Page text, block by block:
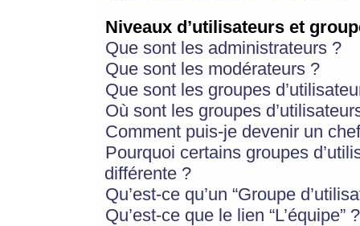
Niveaux d’utilisateurs et
Que sont les administrateurs ?
Que sont les modérateurs ?
Que sont les groupes
Où sont les groupes
Comment puis-je devenir un
Pourquoi certains groupes
différente ?
Qu’est-ce qu’un “Groupe
Qu’est-ce que le lien “L’équipe” ?